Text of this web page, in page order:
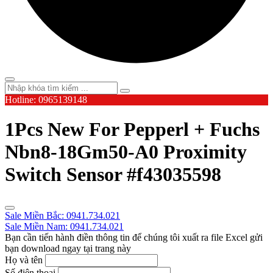
Hotline: 0965139148
1Pcs New For Pepperl + Fuchs
Nbn8-18Gm50-A0 Proximity
Switch Sensor #f43035598
Sale Miền Bắc: 0941.734.021
Sale Miền Nam: 0941.734.021
Bạn cần tiến hành điền thông tin để chúng tôi xuất ra file Excel gửi
bạn download ngay tại trang này
Họ và tên